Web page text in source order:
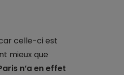
celle-ci est
mieux que
n’a en effet